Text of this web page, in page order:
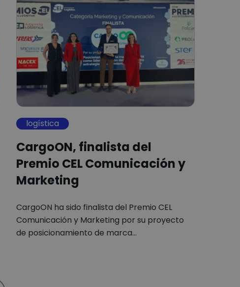
logística
CargoON, finalista del
Premio CEL Comunicación y
Marketing
CargoON ha sido finalista del Premio CEL
Comunicación y Marketing por su proyecto
de posicionamiento de marca…